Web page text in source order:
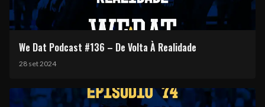
We Dat Podcast #136 – De Volta À Realidade
28 set 2024